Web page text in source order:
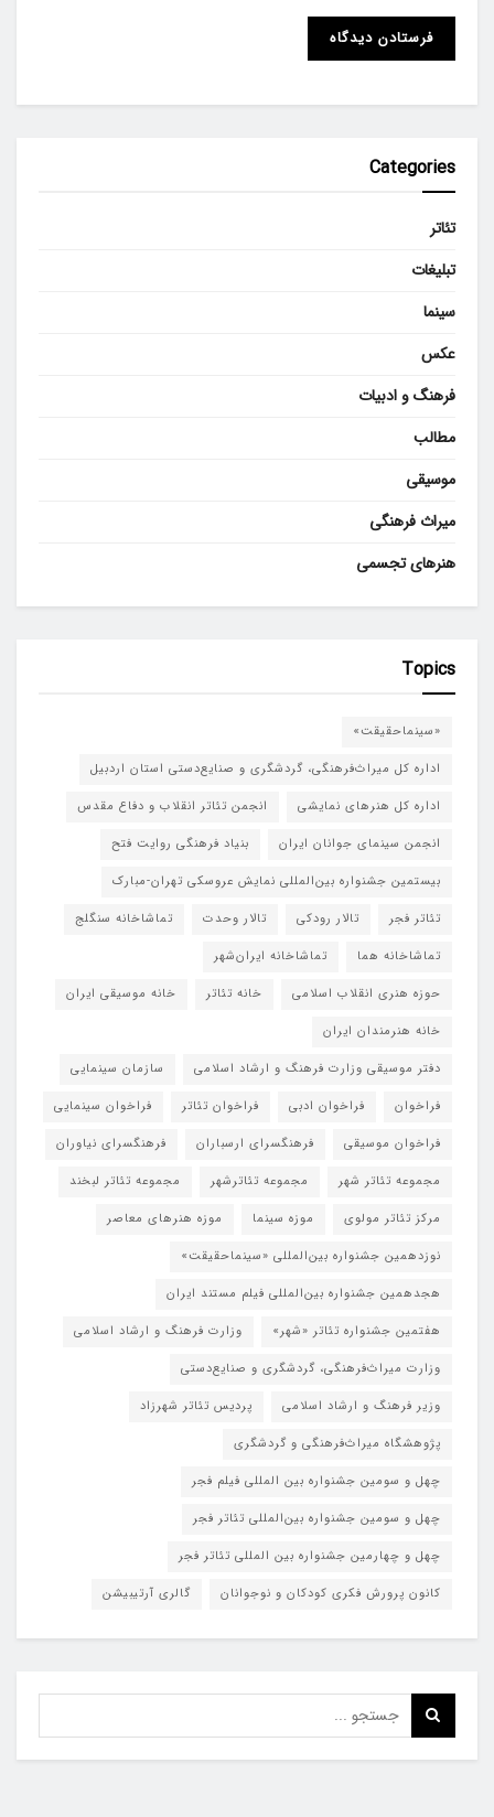
Categories
تئاتر
تبلیغات
سینما
عکس
فرهنگ و ادبیات
مطالب
موسیقی
میراث فرهنگی
هنرهای تجسمی
Topics
«سینماحقیقت»
اداره کل میراث‌فرهنگی، گردشگری و صنایع‌دستی استان اردبیل
اداره کل هنرهای نمایشی
انجمن تئاتر انقلاب و دفاع مقدس
انجمن سینمای جوانان ایران
بنیاد فرهنگی روایت فتح
بیستمین جشنواره بین‌المللی نمایش عروسکی تهران-مبارک
تئاتر فجر
تالار رودکی تالار وحدت
تماشاخانه سنگلج
تماشاخانه هما
تماشاخانه‌ ایران‌شهر
حوزه هنری انقلاب اسلامی
خانه تئاتر
خانه موسیقی ایران
خانه هنرمندان ایران
دفتر موسیقی وزارت فرهنگ و ارشاد اسلامی
سازمان سینمایی
فراخوان
فراخوان ادبی فراخوان تئاتر
فراخوان سینمایی
فراخوان موسیقی
فرهنگسرای ارسباران
فرهنگسرای نیاوران
مجموعه تئاتر شهر
مجموعه تئاترشهر
مجموعه تئاتر لبخند
مرکز تئاتر مولوی
موزه سینما
موزه هنرهای معاصر
نوزدهمین جشنواره بین‌المللی «سینماحقیقت»
هجدهمین جشنواره بین‌المللی فیلم مستند ایران
هفتمین جشنواره تئاتر «شهر»
وزارت فرهنگ و ارشاد اسلامی
وزارت میراث‌فرهنگی، گردشگری و صنایع‌دستی
وزیر فرهنگ و ارشاد اسلامی
پردیس تئاتر شهرزاد
پژوهشگاه میراث‌فرهنگی و گردشگری
چهل و سومین جشنواره بین المللی فیلم فجر
چهل و سومین جشنواره بین‌المللی تئاتر فجر
چهل و چهارمین جشنواره بین المللی تئاتر فجر
کانون پرورش فکری کودکان و نوجوانان
گالری آرتیبیشن